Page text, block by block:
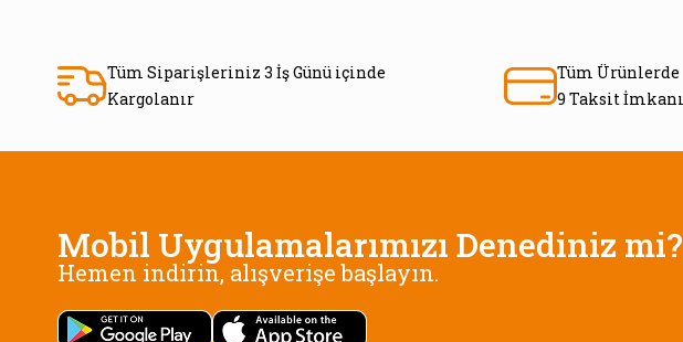
Tüm Siparişleriniz 3 İş Günü içinde
Kargolanır
Tüm Ürünlerde
9 Taksit İmkanı
Mobil Uygulamalarımızı Denediniz mi?
Hemen indirin, alışverişe başlayın.